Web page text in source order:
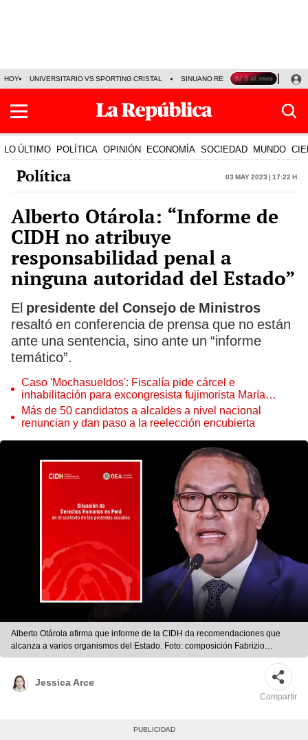
HOY UNIVERSITARIO VS SPORTING CRISTAL SINUANO RESULTADOS HOY
LO ÚLTIMO POLÍTICA OPINIÓN ECONOMÍA SOCIEDAD MUNDO
Política 03 May 2023 | 17:22 h
Alberto Otárola: “Informe de
CIDH no atribuye
responsabilidad penal a
ninguna autoridad del Estado”
El presidente del Consejo de Ministros
resaltó en conferencia de prensa que no están
ante una sentencia, sino ante un “informe
temático”.
Caso 'Mochasueldos': Fiscalía pide cárcel e
inhabilitación para excongresista fujimorista María
Cordero Jon Tay
Más de 50 candidatos a alcaldes a nivel nacional
renuncian y dan paso a la reelección encubierta
Alberto Otárola afirma que informe de la CIDH da recomendaciones que
alcanza a varios organismos del Estado. Foto: composición Fabrizio
Oviedo/Andina/PCM
Jessica Arce
Compartir